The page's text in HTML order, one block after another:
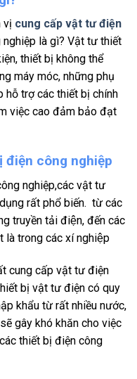
vị cung cấp vật tư điện
là gì? Vật tư thiết
thiết bị không thể
máy móc, những phụ
hỗ trợ các thiết bị chính
việc cao đảm bảo đạt
công nghiệp
nghiệp,các vật tư
rất phổ biến. từ các
truyền tải điện, đến các
là trong các xí nghiệp
cung cấp vật tư điện
bị vật tư điện có quy
khẩu từ rất nhiều nước,
gây khó khăn cho việc
thiết bị điện công